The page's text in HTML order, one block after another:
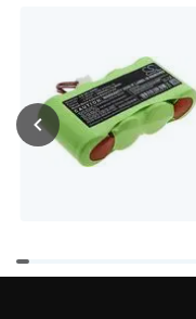
Item
1